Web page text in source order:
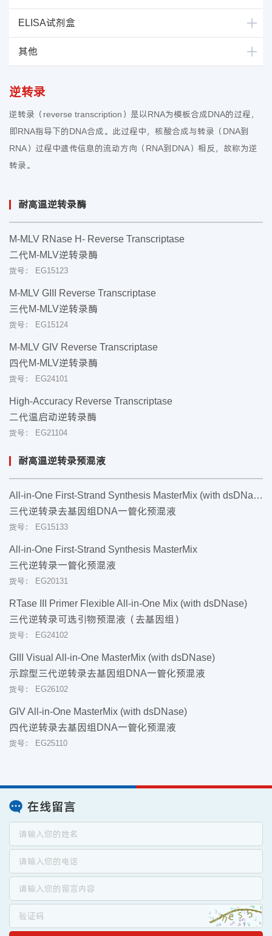
ELISA试剂盒
其他
逆转录
逆转录（reverse transcription）是以RNA为模板合成DNA的过程，
即RNA指导下的DNA合成。此过程中，核酸合成与转录（DNA到
RNA）过程中遗传信息的流动方向（RNA到DNA）相反，故称为逆
转录。
耐高温逆转录酶
M-MLV RNase H- Reverse Transcriptase
二代M-MLV逆转录酶
货号： EG15123
M-MLV GIII Reverse Transcriptase
三代M-MLV逆转录酶
货号： EG15124
M-MLV GIV Reverse Transcriptase
四代M-MLV逆转录酶
货号： EG24101
High-Accuracy Reverse Transcriptase
二代温启动逆转录酶
货号： EG21104
耐高温逆转录预混液
All-in-One First-Strand Synthesis MasterMix (with dsDNase)
三代逆转录去基因组DNA一管化预混液
货号： EG15133
All-in-One First-Strand Synthesis MasterMix
三代逆转录一管化预混液
货号： EG20131
RTase III Primer Flexible All-in-One Mix (with dsDNase)
三代逆转录可选引物预混液（去基因组）
货号： EG24102
GIII Visual All-in-One MasterMix (with dsDNase)
示踪型三代逆转录去基因组DNA一管化预混液
货号： EG26102
GlV All-in-One MasterMix (with dsDNase)
四代逆转录去基因组DNA一管化预混液
货号： EG25110
在线留言